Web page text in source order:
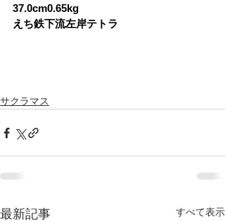
37.0cm0.65kg
えち鉄下流左岸テトラ
サクラマス
最新記事 すべて表示